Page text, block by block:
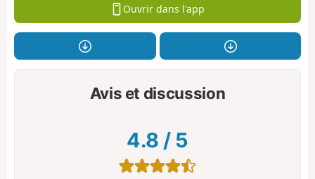
Ouvrir dans l'app
Avis et discussion
4.8 / 5